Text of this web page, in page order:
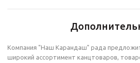
Компания "Наш Карандаш" рада
широкий ассортимент канцтоваров,